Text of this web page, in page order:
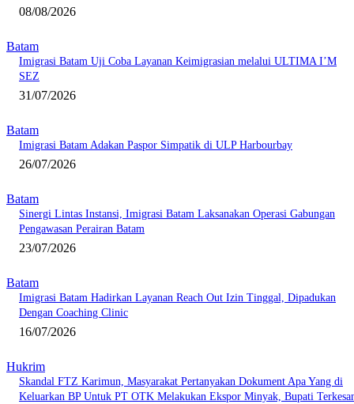
08/08/2026
Batam
Imigrasi Batam Uji Coba Layanan Keimigrasian melalui ULTIMA I’M
SEZ
31/07/2026
Batam
Imigrasi Batam Adakan Paspor Simpatik di ULP Harbourbay
26/07/2026
Batam
Sinergi Lintas Instansi, Imigrasi Batam Laksanakan Operasi Gabungan
Pengawasan Perairan Batam
23/07/2026
Batam
Imigrasi Batam Hadirkan Layanan Reach Out Izin Tinggal, Dipadukan
Dengan Coaching Clinic
16/07/2026
Hukrim
Skandal FTZ Karimun, Masyarakat Pertanyakan Dokument Apa Yang di
Keluarkan BP Untuk PT OTK Melakukan Ekspor Minyak, Bupati